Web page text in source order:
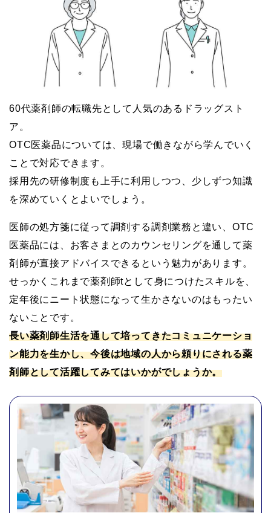
60代薬剤師の転職先として人気のあるドラッグスト
ア。
OTC医薬品については、現場で働きながら学んでいく
ことで対応できます。
採用先の研修制度も上手に利用しつつ、少しずつ知識
を深めていくとよいでしょう。
医師の処方箋に従って調剤する調剤業務と違い、OTC
医薬品には、お客さまとのカウンセリングを通して薬
剤師が直接アドバイスできるという魅力があります。
せっかくこれまで薬剤師tとして身につけたスキルを、
定年後にニート状態になって生かさないのはもったい
ないことです。
長い薬剤師生活を通して培ってきたコミュニケーショ
ン能力を生かし、今後は地域の人から頼りにされる薬
剤師として活躍してみてはいかがでしょうか。